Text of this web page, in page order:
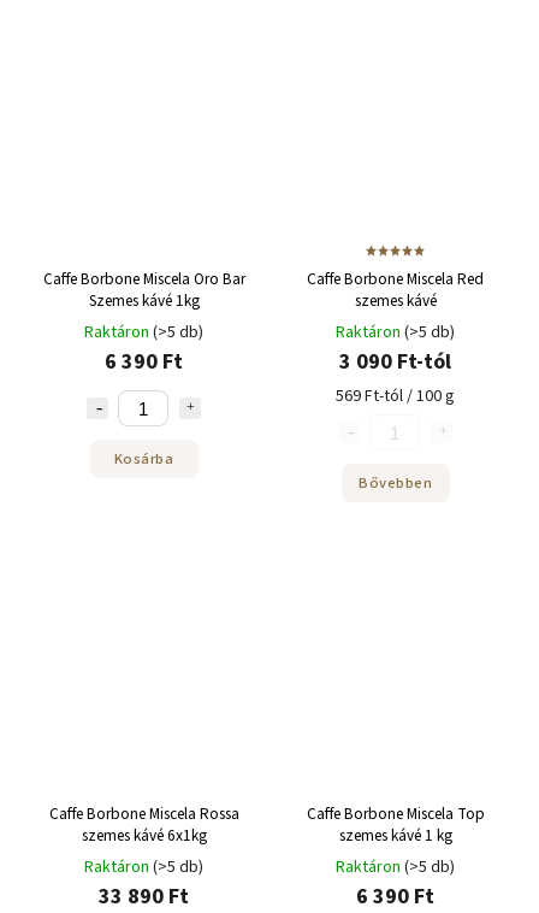
Caffe Borbone Miscela Oro Bar
Szemes kávé 1kg
Raktáron (>5 db)
6 390 Ft
Kosárba
Caffe Borbone Miscela Red
szemes kávé
Raktáron (>5 db)
3 090 Ft-tól
569 Ft-tól / 100 g
Bővebben
Caffe Borbone Miscela Rossa
szemes kávé 6x1kg
Raktáron (>5 db)
33 890 Ft
Caffe Borbone Miscela Top
szemes kávé 1 kg
Raktáron (>5 db)
6 390 Ft